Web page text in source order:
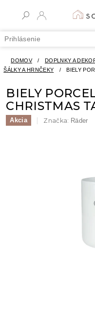
Prihlásenie
DOMOV / DOPLNKY A
ŠÁLKY A HRNČEKY
/ BIELY
BIELY
CHRISTMAS
Akcia Značka: Räder